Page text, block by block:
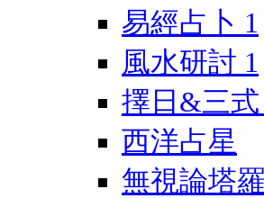
易經占卜 1
風水研討 1
擇日&三式
西洋占星
無視論塔